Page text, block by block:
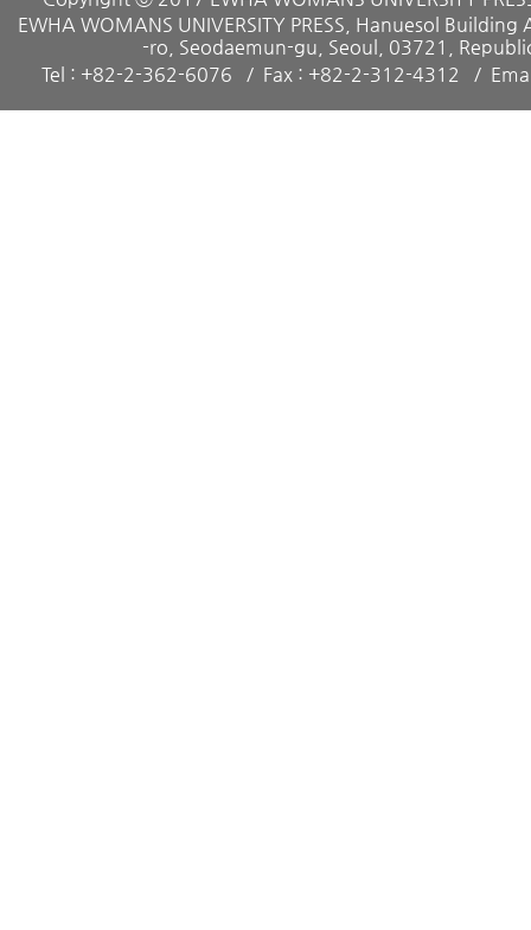
EWHA WOMANS UNIVERSITY PRESS, Hanuesol
-ro, Seodaemun-gu, Seoul, 03721,
Tel : +82-2-362-6076
Fax : +82-2-312-4312